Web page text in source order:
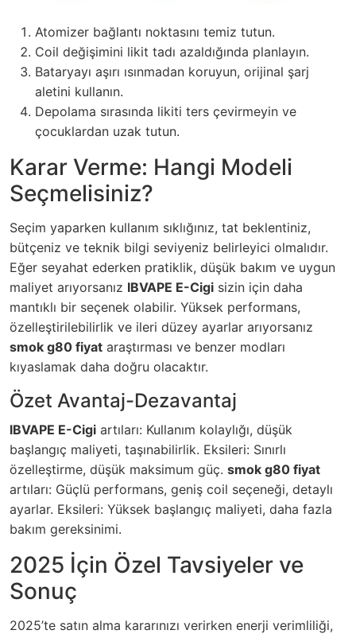
Atomizer bağlantı noktasını temiz tutun.
Coil değişimini likit tadı azaldığında planlayın.
Bataryayı aşırı ısınmadan koruyun, orijinal şarj
aletini kullanın.
Depolama sırasında likiti ters çevirmeyin ve
çocuklardan uzak tutun.
Karar Verme: Hangi Modeli
Seçmelisiniz?
Seçim yaparken kullanım sıklığınız, tat beklentiniz,
bütçeniz ve teknik bilgi seviyeniz belirleyici olmalıdır.
Eğer seyahat ederken pratiklik, düşük bakım ve uygun
maliyet arıyorsanız IBVAPE E-Cigi sizin için daha
mantıklı bir seçenek olabilir. Yüksek performans,
özelleştirilebilirlik ve ileri düzey ayarlar arıyorsanız
smok g80 fiyat araştırması ve benzer modları
kıyaslamak daha doğru olacaktır.
Özet Avantaj-Dezavantaj
IBVAPE E-Cigi artıları: Kullanım kolaylığı, düşük
başlangıç maliyeti, taşınabilirlik. Eksileri: Sınırlı
özelleştirme, düşük maksimum güç. smok g80 fiyat
artıları: Güçlü performans, geniş coil seçeneği, detaylı
ayarlar. Eksileri: Yüksek başlangıç maliyeti, daha fazla
bakım gereksinimi.
2025 İçin Özel Tavsiyeler ve
Sonuç
2025’te satın alma kararınızı verirken enerji verimliliği,